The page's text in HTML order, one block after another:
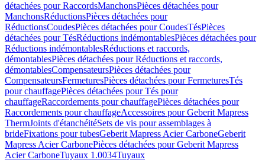
détachées pour RaccordsManchonsPièces détachées pour
ManchonsRéductionsPièces détachées pour
RéductionsCoudesPièces détachées pour CoudesTésPièces
détachées pour TésRéductions indémontablesPièces détachées pour
Réductions indémontablesRéductions et raccords,
démontablesPièces détachées pour Réductions et raccords,
démontablesCompensateursPièces détachées pour
CompensateursFermeturesPièces détachées pour FermeturesTés
pour chauffagePièces détachées pour Tés pour
chauffageRaccordements pour chauffagePièces détachées pour
Raccordements pour chauffageAccessoires pour Geberit Mapress
ThermJoints d'étanchéitéSets de vis pour assemblages à
brideFixations pour tubesGeberit Mapress Acier CarboneGeberit
Mapress Acier CarbonePièces détachées pour Geberit Mapress
Acier CarboneTuyaux 1.0034Tuyaux